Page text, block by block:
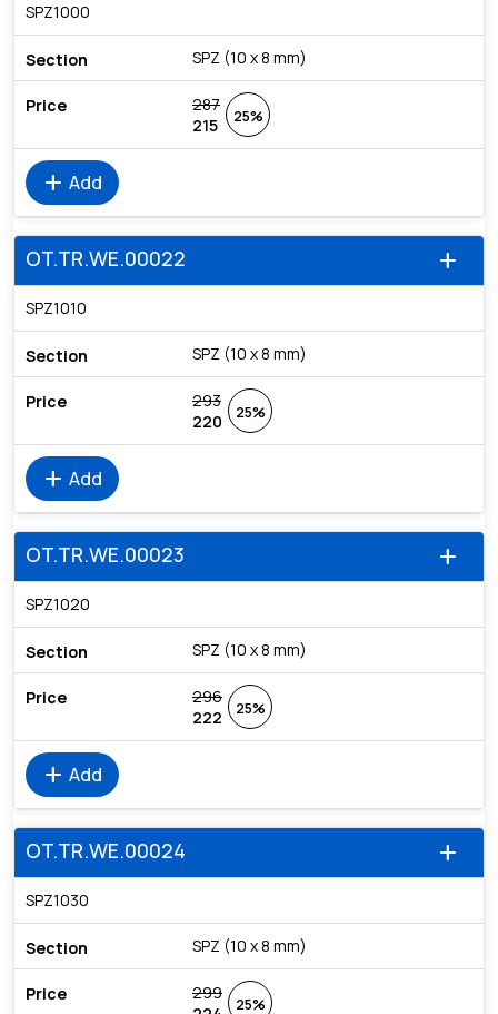
SPZ1000
SPZ (10 x 8 mm)
287
215
25%
add Add
add
OT.TR.WE.00022
SPZ1010
SPZ (10 x 8 mm)
293
220
25%
add Add
add
OT.TR.WE.00023
SPZ1020
SPZ (10 x 8 mm)
296
222
25%
add Add
add
OT.TR.WE.00024
SPZ1030
SPZ (10 x 8 mm)
299
25%